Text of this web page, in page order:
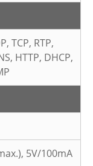
TCP, RTP,
HTTP, DHCP,
5V/100mA